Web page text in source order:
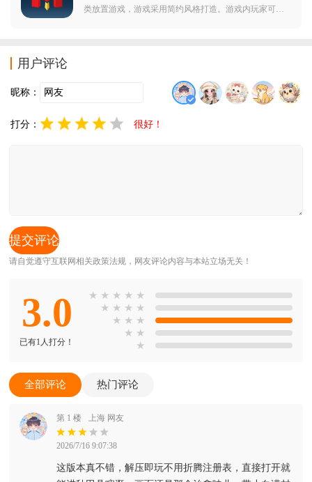
类放置游戏，游戏采用简约风格打造。游戏内玩家可以
用户评论
昵称：
打分： 很好！
请自觉遵守互联网相关政策法规，网友评论内容与本站立场无关！
3.0
已有1人打分！
★ ★ ★ ★ ★
★ ★ ★ ★
★ ★ ★
★ ★
★
全部评论 热门评论
第 1 楼 上海 网友
2026/7/16 9:07:38
这版本真不错，解压即玩不用折腾注册表，直接打开就